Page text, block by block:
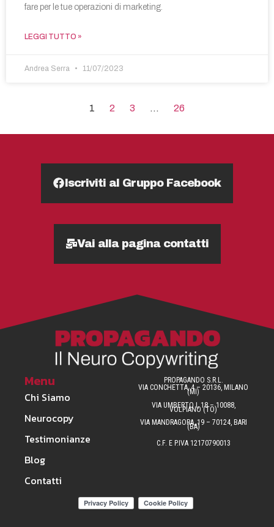
fare per le tue operazioni di marketing.
LEGGI TUTTO »
Andrea Serra 11/07/2023
1 2 3 … 26
Iscriviti al Gruppo Facebook
Vai alla pagina contatti
Menu
Chi Siamo
Neurocopy
Testimonianze
Blog
Contatti
PROPAGANDO S.R.L.
VIA CONCHETTA, 4 – 20136, MILANO
(MI)
VIA UMBERTO I, 18 – 10088,
VOLPIANO (TO)
VIA MANDRAGORA, 19 – 70124, BARI
(BA)
C.F. E P.IVA 12170790013